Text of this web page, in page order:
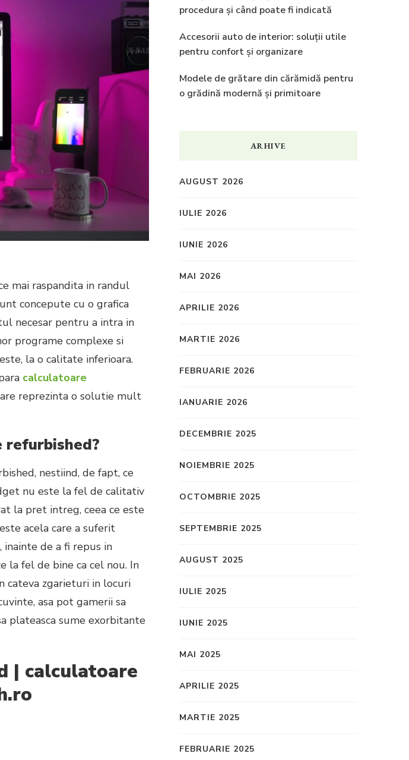
mai raspandita in randul
concepute cu o grafica
necesar pentru a intra in
programe complexe si
la o calitate inferioara.
calculatoare
reprezinta o solutie mult
refurbished?
nestiind, de fapt, ce
nu este la fel de calitativ
la pret intreg, ceea ce este
acela care a suferit
de a fi repus in
la fel de bine ca cel nou. In
cateva zgarieturi in locuri
asa pot gamerii sa
plateasca sume exorbitante
| calculatoare
procedura și când poate fi indicată
Accesorii auto de interior: soluții utile
pentru confort și organizare
Modele de grătare din cărămidă pentru
o grădină modernă și primitoare
ARHIVE
AUGUST 2026
IULIE 2026
IUNIE 2026
MAI 2026
APRILIE 2026
MARTIE 2026
FEBRUARIE 2026
IANUARIE 2026
DECEMBRIE 2025
NOIEMBRIE 2025
OCTOMBRIE 2025
SEPTEMBRIE 2025
AUGUST 2025
IULIE 2025
IUNIE 2025
MAI 2025
APRILIE 2025
MARTIE 2025
FEBRUARIE 2025